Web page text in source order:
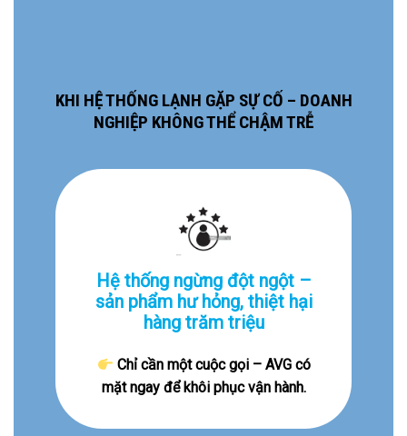
KHI HỆ THỐNG LẠNH GẶP SỰ CỐ – DOANH
NGHIỆP KHÔNG THỂ CHẬM TRỄ
Hệ thống ngừng đột ngột –
sản phẩm hư hỏng, thiệt hại
hàng trăm triệu
Chỉ cần một cuộc gọi – AVG có
mặt ngay để khôi phục vận hành.